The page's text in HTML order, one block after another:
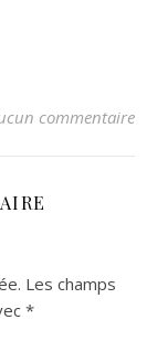
commentaire
Les champs
*